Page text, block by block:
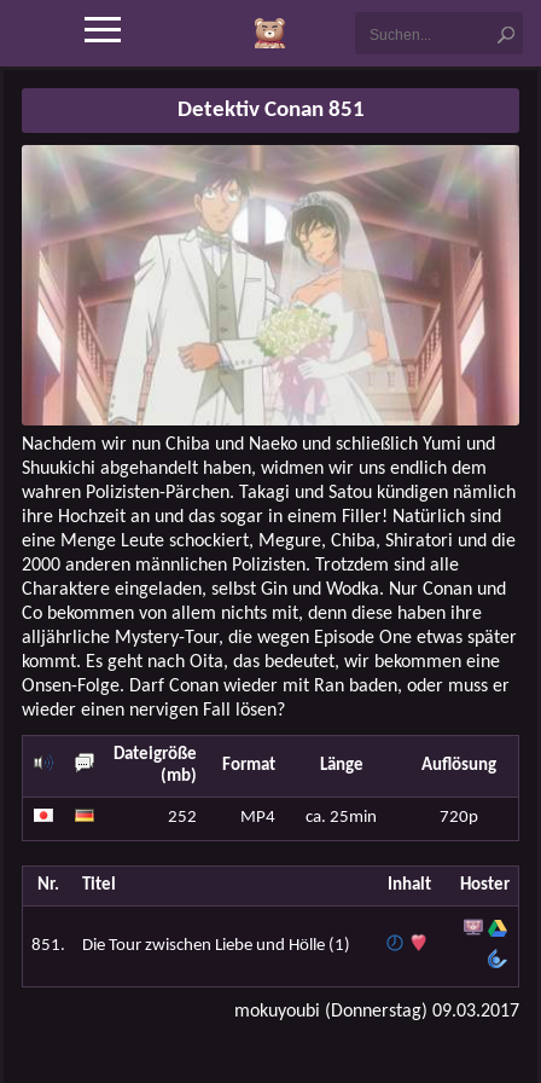
Detektiv Conan 851
Nachdem wir nun Chiba und Naeko und schließlich Yumi und
Shuukichi abgehandelt haben, widmen wir uns endlich dem
wahren Polizisten-Pärchen. Takagi und Satou kündigen nämlich
ihre Hochzeit an und das sogar in einem Filler! Natürlich sind
eine Menge Leute schockiert, Megure, Chiba, Shiratori und die
2000 anderen männlichen Polizisten. Trotzdem sind alle
Charaktere eingeladen, selbst Gin und Wodka. Nur Conan und
Co bekommen von allem nichts mit, denn diese haben ihre
alljährliche Mystery-Tour, die wegen Episode One etwas später
kommt. Es geht nach Oita, das bedeutet, wir bekommen eine
Onsen-Folge. Darf Conan wieder mit Ran baden, oder muss er
wieder einen nervigen Fall lösen?
Dateigröße
(mb)
Format Länge Auflösung
252 MP4 ca. 25min 720p
Nr. Titel Inhalt Hoster
851. Die Tour zwischen Liebe und Hölle (1)
mokuyoubi (Donnerstag) 09.03.2017